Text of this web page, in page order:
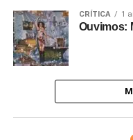
CRÍTICA 1
Ouvimos: